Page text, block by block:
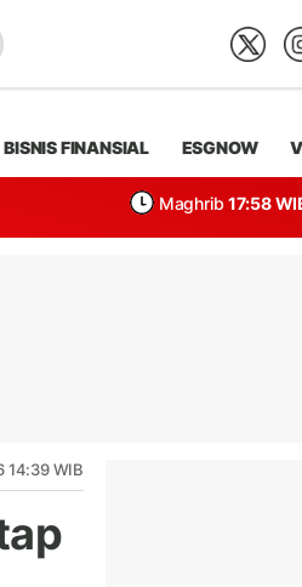
BISNIS FINANSIAL ESGNOW
Maghrib 17:58
14:39 WIB